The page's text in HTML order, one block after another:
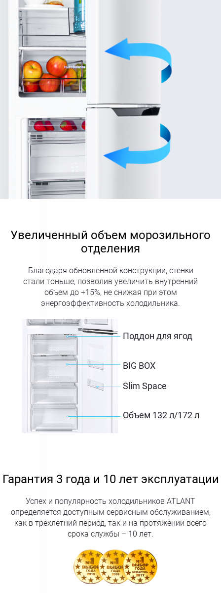
Увеличенный объем морозильного
отделения
Благодаря обновленной конструкции, стенки
стали тоньше, позволив увеличить внутренний
объем до +15%, не снижая при этом
энергоэффективность холодильника.
Поддон для ягод
BIG BOX
Slim Space
Объем 132 л/172 л
Гарантия 3 года и 10 лет эксплуатации
Успех и популярность холодильников ATLANT
определяется доступным сервисным обслуживанием,
как в трехлетний период, так и на протяжении всего
срока службы – 10 лет.